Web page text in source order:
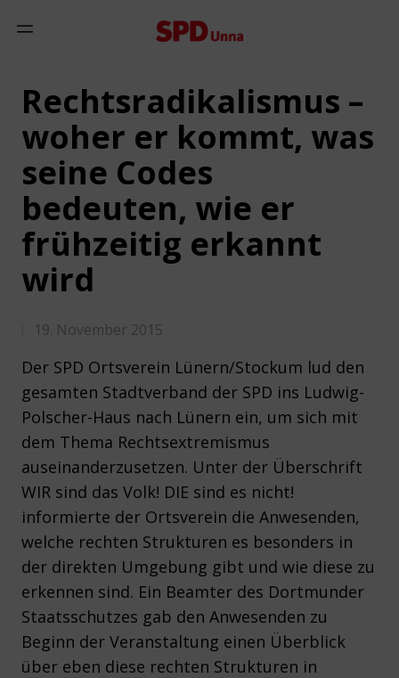
Mobiles Menü anzeigen
Rechtsradikalismus –
woher er kommt, was
seine Codes
bedeuten, wie er
frühzeitig erkannt
wird
19. November 2015
Der SPD Ortsverein Lünern/Stockum lud den
gesamten Stadtverband der SPD ins Ludwig-
Polscher-Haus nach Lünern ein, um sich mit
dem Thema Rechtsextremismus
auseinanderzusetzen. Unter der Überschrift
WIR sind das Volk! DIE sind es nicht!
informierte der Ortsverein die Anwesenden,
welche rechten Strukturen es besonders in
der direkten Umgebung gibt und wie diese zu
erkennen sind. Ein Beamter des Dortmunder
Staatsschutzes gab den Anwesenden zu
Beginn der Veranstaltung einen Überblick
über eben diese rechten Strukturen in